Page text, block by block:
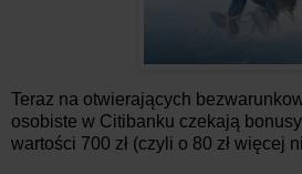
Teraz na otwierających
osobiste w Citibanku czekają
wartości 700 zł (czyli o 80 zł więcej